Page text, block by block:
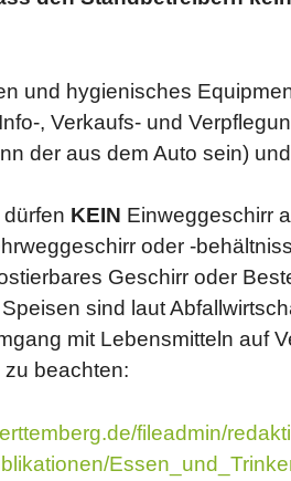
und hygienisches
, Verkaufs- und
der aus dem Auto sein)
KEIN Einweggeschirr
oder -
Geschirr oder
sind laut
mit Lebensmitteln auf
beachten:
fileadmin/